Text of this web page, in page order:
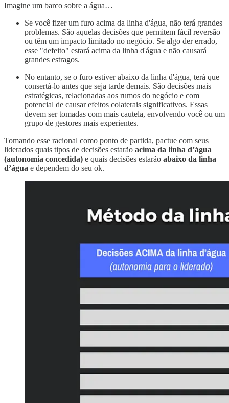
Imagine um barco sobre a água…
Se você fizer um furo acima da linha d'água, não terá grandes
problemas. São aquelas decisões que permitem fácil reversão
ou têm um impacto limitado no negócio. Se algo der errado,
esse "defeito" estará acima da linha d'água e não causará
grandes estragos.
No entanto, se o furo estiver abaixo da linha d'água, terá que
consertá-lo antes que seja tarde demais. São decisões mais
estratégicas, relacionadas aos rumos do negócio e com
potencial de causar efeitos colaterais significativos. Essas
devem ser tomadas com mais cautela, envolvendo você ou um
grupo de gestores mais experientes.
Tomando esse racional como ponto de partida, pactue com seus
liderados quais tipos de decisões estarão acima da linha d’água
(autonomia concedida) e quais decisões estarão abaixo da linha
d’água e dependem do seu ok.